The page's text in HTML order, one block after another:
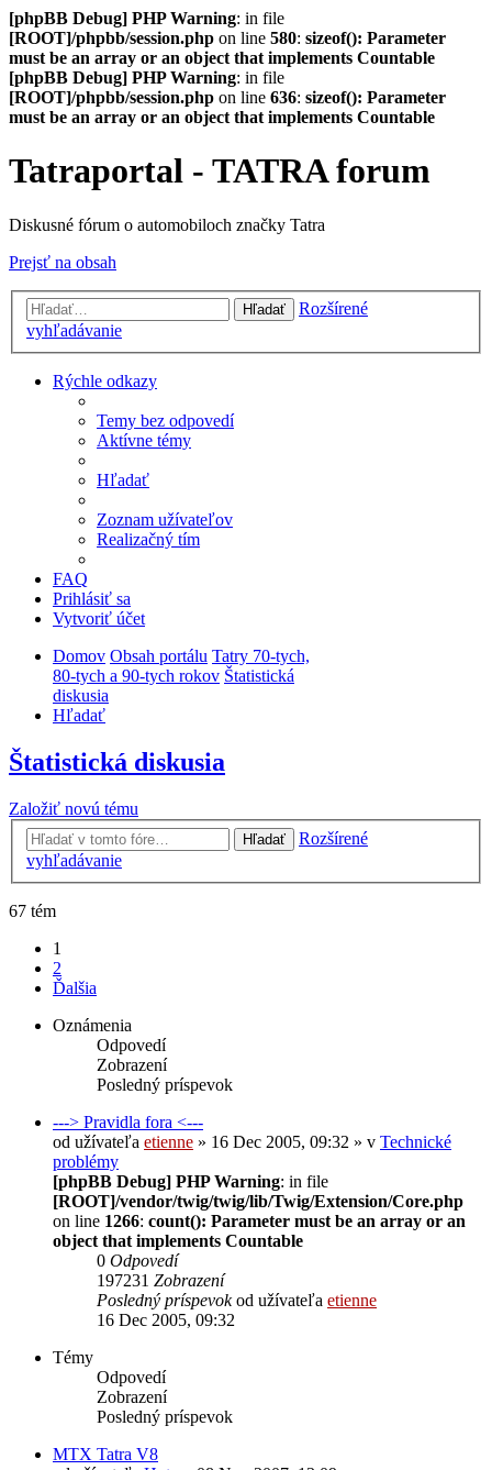
[phpBB Debug] PHP Warning: in file
[ROOT]/phpbb/session.php on line 580: sizeof(): Parameter
must be an array or an object that implements Countable
[phpBB Debug] PHP Warning: in file
[ROOT]/phpbb/session.php on line 636: sizeof(): Parameter
must be an array or an object that implements Countable
Tatraportal - TATRA forum
Diskusné fórum o automobiloch značky Tatra
Prejsť na obsah
Hľadať
Rozšírené
vyhľadávanie
Rýchle odkazy
Temy bez odpovedí
Aktívne témy
Hľadať
Zoznam užívateľov
Realizačný tím
FAQ
Prihlásiť sa
Vytvoriť účet
Domov Obsah portálu Tatry 70-tych,
80-tych a 90-tych rokov Štatistická
diskusia
Hľadať
Štatistická diskusia
Založiť novú tému
Hľadať
Rozšírené
vyhľadávanie
67 tém
1
2
Ďalšia
Oznámenia
Odpovedí
Zobrazení
Posledný príspevok
---> Pravidla fora <---
od užívateľa etienne » 16 Dec 2005, 09:32 » v Technické
problémy
[phpBB Debug] PHP Warning: in file
[ROOT]/vendor/twig/twig/lib/Twig/Extension/Core.php
on line 1266: count(): Parameter must be an array or an
object that implements Countable
0 Odpovedí
197231 Zobrazení
Posledný príspevokod užívateľa etienne
16 Dec 2005, 09:32
Témy
Odpovedí
Zobrazení
Posledný príspevok
MTX Tatra V8